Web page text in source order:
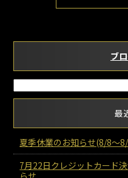
ブ
最
夏季休業のお知らせ(8/8～
7月22日クレジットカード